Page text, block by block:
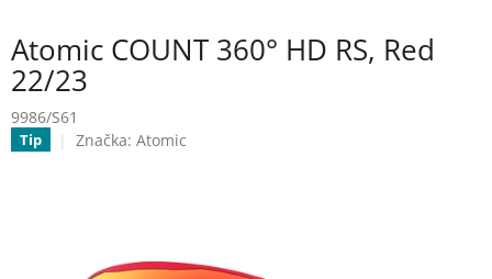
Atomic COUNT 360° HD RS, Red
22/23
9986/S61
Tip Značka: Atomic